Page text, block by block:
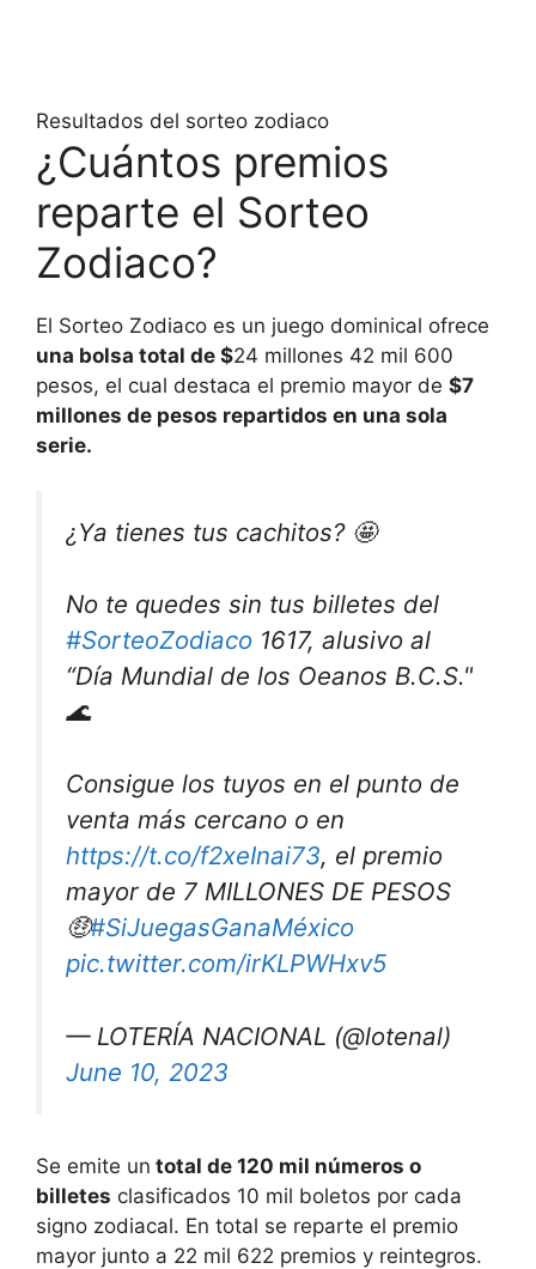
Resultados del sorteo zodiaco
¿Cuántos premios
reparte el Sorteo
Zodiaco?
El Sorteo Zodiaco es un juego dominical ofrece
una bolsa total de $24 millones 42 mil 600
pesos, el cual destaca el premio mayor de $7
millones de pesos repartidos en una sola
serie.
¿Ya tienes tus cachitos? 🤩
No te quedes sin tus billetes del
#SorteoZodiaco 1617, alusivo al
“Día Mundial de los Oeanos B.C.S."
🌊
Consigue los tuyos en el punto de
venta más cercano o en
https://t.co/f2xeInai73, el premio
mayor de 7 MILLONES DE PESOS
🤑#SiJuegasGanaMéxico
pic.twitter.com/irKLPWHxv5
— LOTERÍA NACIONAL (@lotenal)
June 10, 2023
Se emite un total de 120 mil números o
billetes clasificados 10 mil boletos por cada
signo zodiacal. En total se reparte el premio
mayor junto a 22 mil 622 premios y reintegros.